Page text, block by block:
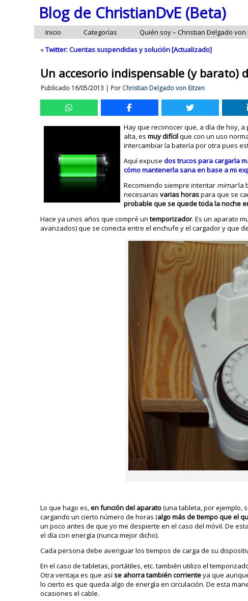
Blog de ChristianDvE (Beta)
Inicio Categorías Quién soy – Christian Delgado von
«Twitter: Cuentas suspendidas y solución [Actualizado]
Un accesorio indispensable (y
Publicado16/05/2013 | Por Christian Delgado von Eitzen
Hay que reconocer que, a día de hoy,
alta, esmuy difícilque con un uso
intercambiar la batería por otra pues
Aquí expusedos trucos para cargarla
cómo mantenerla sana en base a mi
Recomiendo siempre intentar mimarla
necesariasvarias horaspara que se
probable que se quede toda la noche
Hace ya unos años que compré untemporizador. Es un aparato
avanzados) que se conecta entre el enchufe y el cargador y que
Lo que hago es,en función del aparato(una tableta, por ejemplo,
cargando un cierto número de horas (algo más de tiempo que el
un poco antes de que yo me despierte en el caso del móvil. De
el día con energía (nunca mejor dicho).
Cada persona debe averiguar los tiempos de carga de su
En el caso de tabletas, portátiles, etc. también utilizo el
Otra ventaja es que asíse ahorra también corrienteya que
lo cierto es que queda algo de energía en circulación. De esta
ocasiones el cable.